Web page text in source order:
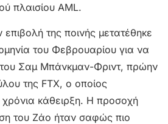
πλαισίου AML.
της ποινής μετατέθηκε
του Φεβρουαρίου για να
του Σαμ Μπάνκμαν-Φριντ, πρώην
της FTX, ο οποίος
χρόνια κάθειρξη. Η προσοχή
του Ζάο ήταν σαφώς πιο